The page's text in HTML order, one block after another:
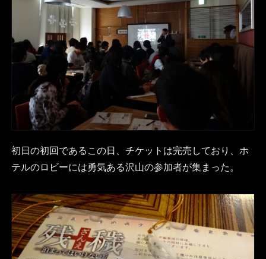
初日の初回であるこの日、チケットは完売しており、ホ
テルのロビーには勇気ある沢山の参加者が集まった。